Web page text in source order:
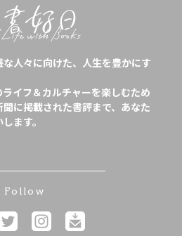
人々に向けた、人生を豊かにす
イフ＆カルチャーを楽しむため
に掲載された書評まで、あなた
ます。
Follow